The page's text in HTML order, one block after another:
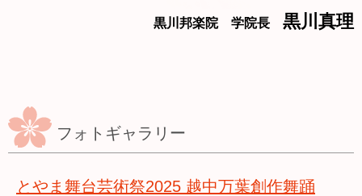
黒川邦楽院 学院長 黒川真理
フォトギャラリー
とやま舞台芸術祭2025 越中万葉創作舞踊